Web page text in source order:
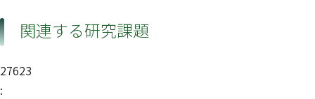
関連する研究課題
27623
: